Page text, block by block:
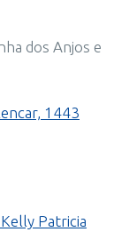
dos Anjos e
1443
Patricia